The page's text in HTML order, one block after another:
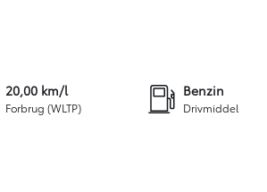
Forbrug (WLTP)
20,00 km/l
Drivmiddel
Benzin